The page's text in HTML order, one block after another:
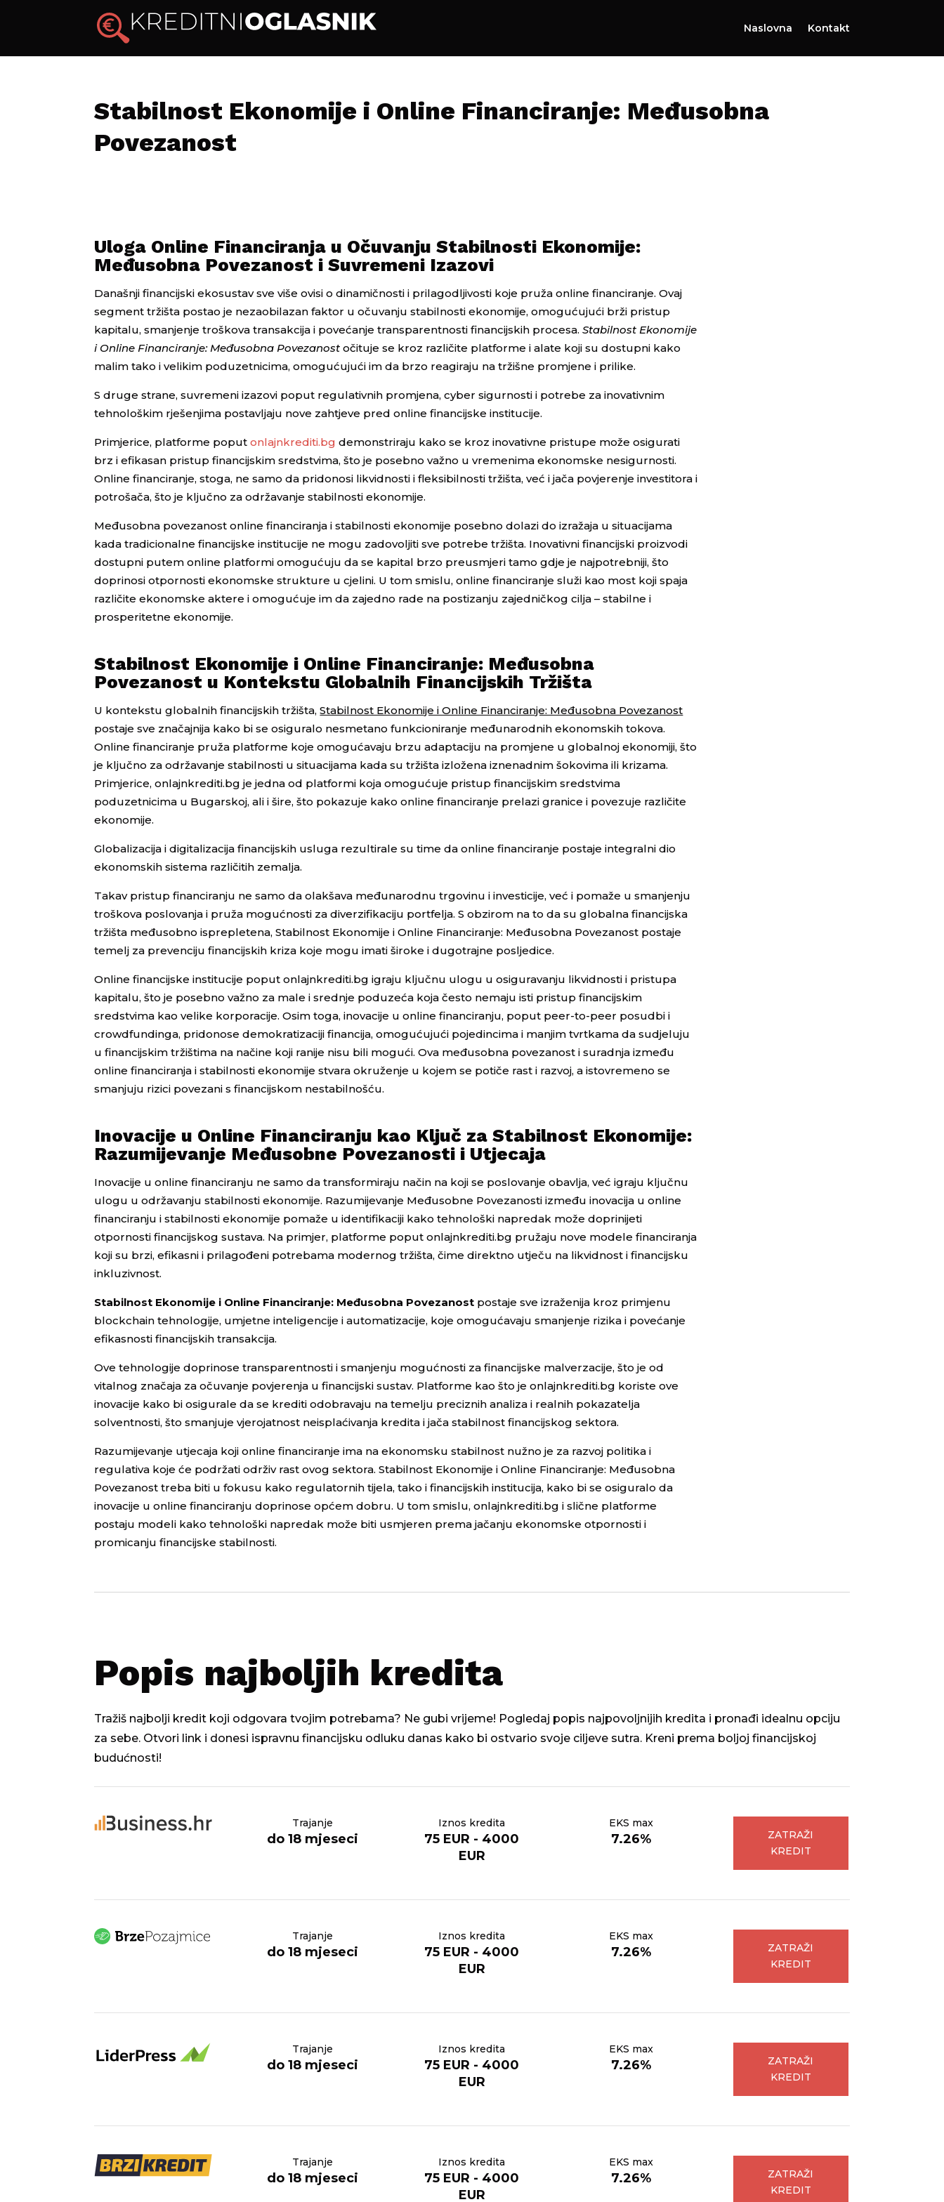
Naslovna Kontakt
Stabilnost Ekonomije i Online Financiranje: Međusobna
Povezanost
Uloga Online Financiranja u Očuvanju Stabilnosti Ekonomije:
Međusobna Povezanost i Suvremeni Izazovi
Današnji financijski ekosustav sve više ovisi o dinamičnosti i prilagodljivosti koje pruža online financiranje. Ovaj
segment tržišta postao je nezaobilazan faktor u očuvanju stabilnosti ekonomije, omogućujući brži pristup
kapitalu, smanjenje troškova transakcija i povećanje transparentnosti financijskih procesa.Stabilnost Ekonomije
i Online Financiranje: Međusobna Povezanost očituje se kroz različite platforme i alate koji su dostupni kako
malim tako i velikim poduzetnicima, omogućujući im da brzo reagiraju na tržišne promjene i prilike.
S druge strane, suvremeni izazovi poput regulativnih promjena, cyber sigurnosti i potrebe za inovativnim
tehnološkim rješenjima postavljaju nove zahtjeve pred online financijske institucije.
Primjerice, platforme poputonlajnkrediti.bg demonstriraju kako se kroz inovativne pristupe može osigurati
brz i efikasan pristup financijskim sredstvima, što je posebno važno u vremenima ekonomske nesigurnosti.
Online financiranje, stoga, ne samo da pridonosi likvidnosti i fleksibilnosti tržišta, već i jača povjerenje investitora i
potrošača, što je ključno za održavanje stabilnosti ekonomije.
Međusobna povezanost online financiranja i stabilnosti ekonomije posebno dolazi do izražaja u situacijama
kada tradicionalne financijske institucije ne mogu zadovoljiti sve potrebe tržišta. Inovativni financijski proizvodi
dostupni putem online platformi omogućuju da se kapital brzo preusmjeri tamo gdje je najpotrebniji, što
doprinosi otpornosti ekonomske strukture u cjelini. U tom smislu, online financiranje služi kao most koji spaja
različite ekonomske aktere i omogućuje im da zajedno rade na postizanju zajedničkog cilja – stabilne i
prosperitetne ekonomije.
Stabilnost Ekonomije i Online Financiranje: Međusobna
Povezanost u Kontekstu Globalnih Financijskih Tržišta
U kontekstu globalnih financijskih tržišta,Stabilnost Ekonomije i Online Financiranje: Međusobna Povezanost
postaje sve značajnija kako bi se osiguralo nesmetano funkcioniranje međunarodnih ekonomskih tokova.
Online financiranje pruža platforme koje omogućavaju brzu adaptaciju na promjene u globalnoj ekonomiji, što
je ključno za održavanje stabilnosti u situacijama kada su tržišta izložena iznenadnim šokovima ili krizama.
Primjerice, onlajnkrediti.bg je jedna od platformi koja omogućuje pristup financijskim sredstvima
poduzetnicima u Bugarskoj, ali i šire, što pokazuje kako online financiranje prelazi granice i povezuje različite
ekonomije.
Globalizacija i digitalizacija financijskih usluga rezultirale su time da online financiranje postaje integralni dio
ekonomskih sistema različitih zemalja.
Takav pristup financiranju ne samo da olakšava međunarodnu trgovinu i investicije, već i pomaže u smanjenju
troškova poslovanja i pruža mogućnosti za diverzifikaciju portfelja. S obzirom na to da su globalna financijska
tržišta međusobno isprepletena, Stabilnost Ekonomije i Online Financiranje: Međusobna Povezanost postaje
temelj za prevenciju financijskih kriza koje mogu imati široke i dugotrajne posljedice.
Online financijske institucije poput onlajnkrediti.bg igraju ključnu ulogu u osiguravanju likvidnosti i pristupa
kapitalu, što je posebno važno za male i srednje poduzeća koja često nemaju isti pristup financijskim
sredstvima kao velike korporacije. Osim toga, inovacije u online financiranju, poput peer-to-peer posudbi i
crowdfundinga, pridonose demokratizaciji financija, omogućujući pojedincima i manjim tvrtkama da sudjeluju
u financijskim tržištima na načine koji ranije nisu bili mogući. Ova međusobna povezanost i suradnja između
online financiranja i stabilnosti ekonomije stvara okruženje u kojem se potiče rast i razvoj, a istovremeno se
smanjuju rizici povezani s financijskom nestabilnošću.
Inovacije u Online Financiranju kao Ključ za Stabilnost Ekonomije:
Razumijevanje Međusobne Povezanosti i Utjecaja
Inovacije u online financiranju ne samo da transformiraju način na koji se poslovanje obavlja, već igraju ključnu
ulogu u održavanju stabilnosti ekonomije. Razumijevanje Međusobne Povezanosti između inovacija u online
financiranju i stabilnosti ekonomije pomaže u identifikaciji kako tehnološki napredak može doprinijeti
otpornosti financijskog sustava. Na primjer, platforme poput onlajnkrediti.bg pružaju nove modele financiranja
koji su brzi, efikasni i prilagođeni potrebama modernog tržišta, čime direktno utječu na likvidnost i financijsku
inkluzivnost.
Stabilnost Ekonomije i Online Financiranje: Međusobna Povezanost postaje sve izraženija kroz primjenu
blockchain tehnologije, umjetne inteligencije i automatizacije, koje omogućavaju smanjenje rizika i povećanje
efikasnosti financijskih transakcija.
Ove tehnologije doprinose transparentnosti i smanjenju mogućnosti za financijske malverzacije, što je od
vitalnog značaja za očuvanje povjerenja u financijski sustav. Platforme kao što je onlajnkrediti.bg koriste ove
inovacije kako bi osigurale da se krediti odobravaju na temelju preciznih analiza i realnih pokazatelja
solventnosti, što smanjuje vjerojatnost neisplaćivanja kredita i jača stabilnost financijskog sektora.
Razumijevanje utjecaja koji online financiranje ima na ekonomsku stabilnost nužno je za razvoj politika i
regulativa koje će podržati održiv rast ovog sektora. Stabilnost Ekonomije i Online Financiranje: Međusobna
Povezanost treba biti u fokusu kako regulatornih tijela, tako i financijskih institucija, kako bi se osiguralo da
inovacije u online financiranju doprinose općem dobru. U tom smislu, onlajnkrediti.bg i slične platforme
postaju modeli kako tehnološki napredak može biti usmjeren prema jačanju ekonomske otpornosti i
promicanju financijske stabilnosti.
Popis najboljih kredita
Tražiš najbolji kredit koji odgovara tvojim potrebama? Ne gubi vrijeme! Pogledaj popis najpovoljnijih kredita i pronađi idealnu opciju
za sebe. Otvori link i donesi ispravnu financijsku odluku danas kako bi ostvario svoje ciljeve sutra. Kreni prema boljoj financijskoj
budućnosti!
Trajanje
do 18 mjeseci
Iznos kredita
75 EUR - 4000
EUR
EKS max
7.26%
ZATRAŽI
KREDIT
Trajanje
do 18 mjeseci
Iznos kredita
75 EUR - 4000
EUR
EKS max
7.26%
ZATRAŽI
KREDIT
Trajanje
do 18 mjeseci
Iznos kredita
75 EUR - 4000
EUR
EKS max
7.26%
ZATRAŽI
KREDIT
Trajanje
do 18 mjeseci
Iznos kredita
75 EUR - 4000
EUR
EKS max
7.26%
ZATRAŽI
KREDIT